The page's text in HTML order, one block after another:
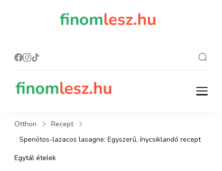
finomlesz.hu
Recept, ami finom lesz.
Otthon
Recept
Spenótos-lazacos lasagne: Egyszerű, ínycsiklandó recept
Egytál ételek